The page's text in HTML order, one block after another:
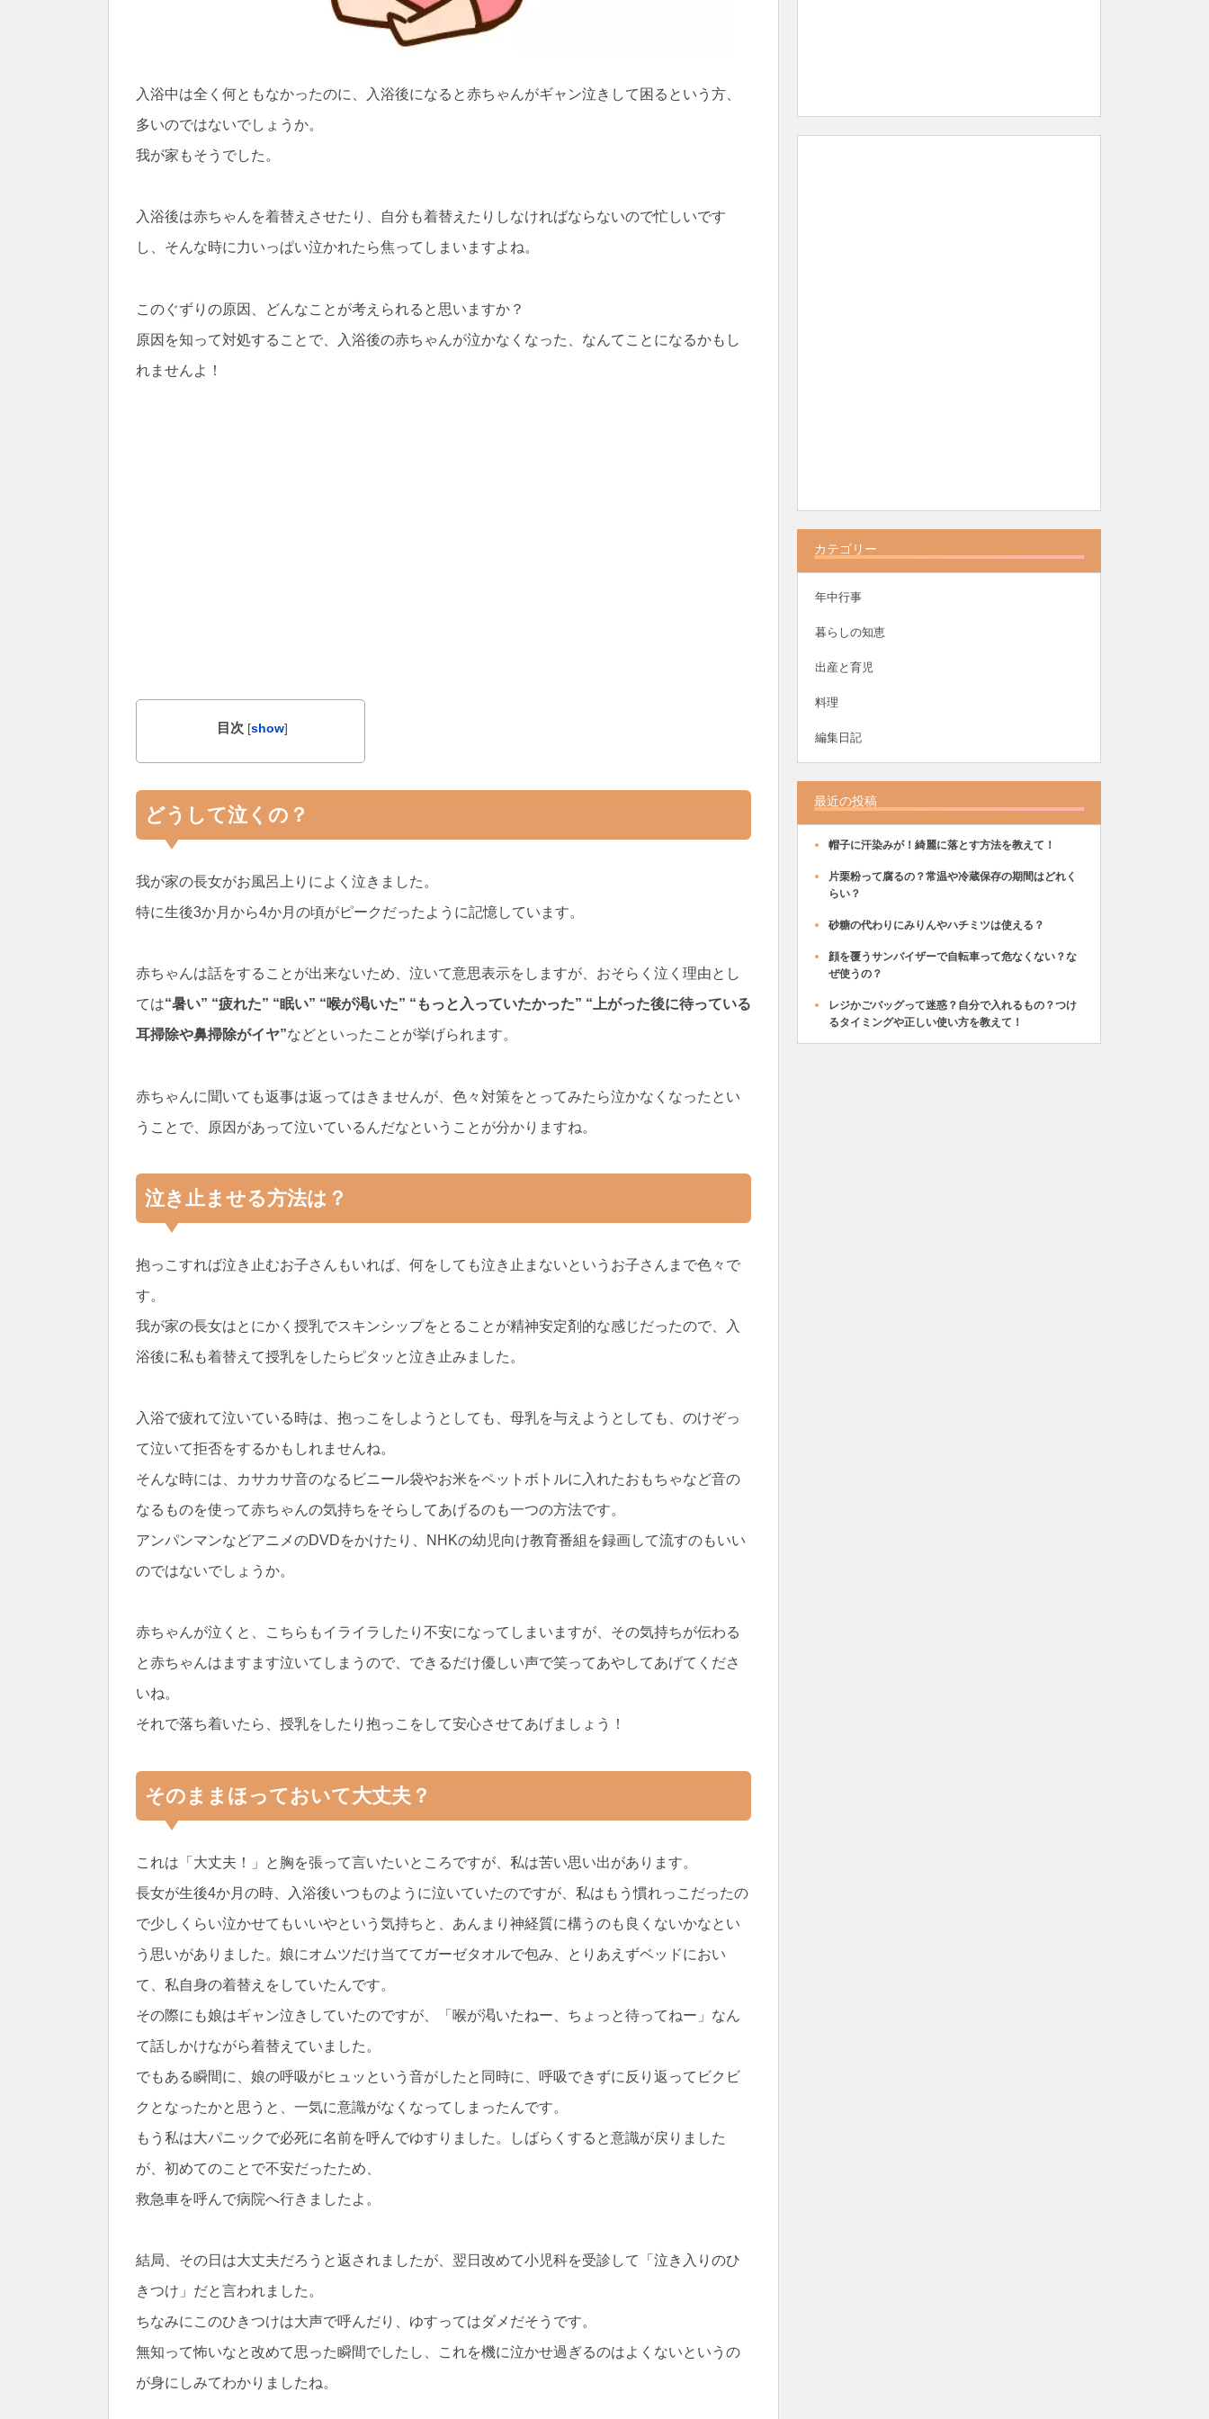
入浴中は全く何ともなかったのに、入浴後になると赤ちゃんがギャン泣きして困るという方、
多いのではないでしょうか。
我が家もそうでした。
入浴後は赤ちゃんを着替えさせたり、自分も着替えたりしなければならないので忙しいです
し、そんな時に力いっぱい泣かれたら焦ってしまいますよね。
このぐずりの原因、どんなことが考えられると思いますか？
原因を知って対処することで、入浴後の赤ちゃんが泣かなくなった、なんてことになるかもし
れませんよ！
目次 [show]
どうして泣くの？
我が家の長女がお風呂上りによく泣きました。
特に生後3か月から4か月の頃がピークだったように記憶しています。
赤ちゃんは話をすることが出来ないため、泣いて意思表示をしますが、おそらく泣く理由とし
ては“暑い” “疲れた” “眠い” “喉が渇いた” “もっと入っていたかった” “上がった後に待っている
耳掃除や鼻掃除がイヤ”などといったことが挙げられます。
赤ちゃんに聞いても返事は返ってはきませんが、色々対策をとってみたら泣かなくなったとい
うことで、原因があって泣いているんだなということが分かりますね。
泣き止ませる方法は？
抱っこすれば泣き止むお子さんもいれば、何をしても泣き止まないというお子さんまで色々で
す。
我が家の長女はとにかく授乳でスキンシップをとることが精神安定剤的な感じだったので、入
浴後に私も着替えて授乳をしたらピタッと泣き止みました。
入浴で疲れて泣いている時は、抱っこをしようとしても、母乳を与えようとしても、のけぞっ
て泣いて拒否をするかもしれませんね。
そんな時には、カサカサ音のなるビニール袋やお米をペットボトルに入れたおもちゃなど音の
なるものを使って赤ちゃんの気持ちをそらしてあげるのも一つの方法です。
アンパンマンなどアニメのDVDをかけたり、NHKの幼児向け教育番組を録画して流すのもいい
のではないでしょうか。
赤ちゃんが泣くと、こちらもイライラしたり不安になってしまいますが、その気持ちが伝わる
と赤ちゃんはますます泣いてしまうので、できるだけ優しい声で笑ってあやしてあげてくださ
いね。
それで落ち着いたら、授乳をしたり抱っこをして安心させてあげましょう！
そのままほっておいて大丈夫？
これは「大丈夫！」と胸を張って言いたいところですが、私は苦い思い出があります。
長女が生後4か月の時、入浴後いつものように泣いていたのですが、私はもう慣れっこだったの
で少しくらい泣かせてもいいやという気持ちと、あんまり神経質に構うのも良くないかなとい
う思いがありました。娘にオムツだけ当ててガーゼタオルで包み、とりあえずベッドにおい
て、私自身の着替えをしていたんです。
その際にも娘はギャン泣きしていたのですが、「喉が渇いたねー、ちょっと待ってねー」なん
て話しかけながら着替えていました。
でもある瞬間に、娘の呼吸がヒュッという音がしたと同時に、呼吸できずに反り返ってビクビ
クとなったかと思うと、一気に意識がなくなってしまったんです。
もう私は大パニックで必死に名前を呼んでゆすりました。しばらくすると意識が戻りました
が、初めてのことで不安だったため、
救急車を呼んで病院へ行きましたよ。
結局、その日は大丈夫だろうと返されましたが、翌日改めて小児科を受診して「泣き入りのひ
きつけ」だと言われました。
ちなみにこのひきつけは大声で呼んだり、ゆすってはダメだそうです。
無知って怖いなと改めて思った瞬間でしたし、これを機に泣かせ過ぎるのはよくないというの
が身にしみてわかりましたね。
カテゴリー
年中行事
暮らしの知恵
出産と育児
料理
編集日記
最近の投稿
帽子に汗染みが！綺麗に落とす方法を教えて！
片栗粉って腐るの？常温や冷蔵保存の期間はどれく
らい？
砂糖の代わりにみりんやハチミツは使える？
顔を覆うサンバイザーで自転車って危なくない？な
ぜ使うの？
レジかごバッグって迷惑？自分で入れるもの？つけ
るタイミングや正しい使い方を教えて！